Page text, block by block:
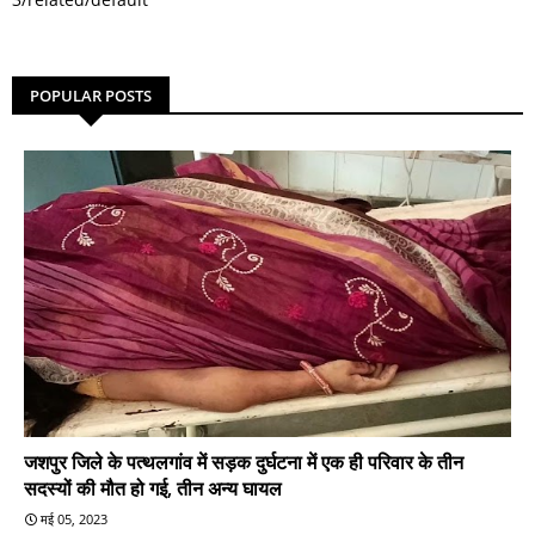
POPULAR POSTS
जशपुर जिले के पत्थलगांव में सड़क दुर्घटना में एक ही परिवार के तीन
सदस्यों की मौत हो गई, तीन अन्य घायल
मई 05, 2023